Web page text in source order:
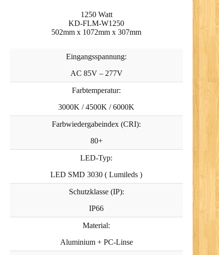
1250 Watt
KD-FLM-W1250
502mm x 1072mm x 307mm
Eingangsspannung:
AC 85V – 277V
Farbtemperatur:
3000K / 4500K / 6000K
Farbwiedergabeindex (CRI):
80+
LED-Typ:
LED SMD 3030 ( Lumileds )
Schutzklasse (IP):
IP66
Material:
Aluminium + PC-Linse